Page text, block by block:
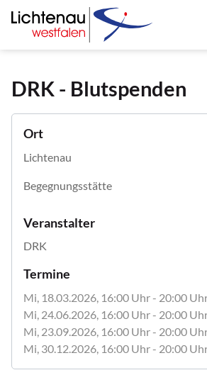
DRK - Blutspenden
Ort
Lichtenau
Begegnungsstätte
Veranstalter
DRK
Termine
Mi, 18.03.2026 , 16:00 Uhr- 20:00
Mi, 24.06.2026 , 16:00 Uhr- 20:00
Mi, 23.09.2026 , 16:00 Uhr- 20:00
Mi, 30.12.2026 , 16:00 Uhr- 20:00